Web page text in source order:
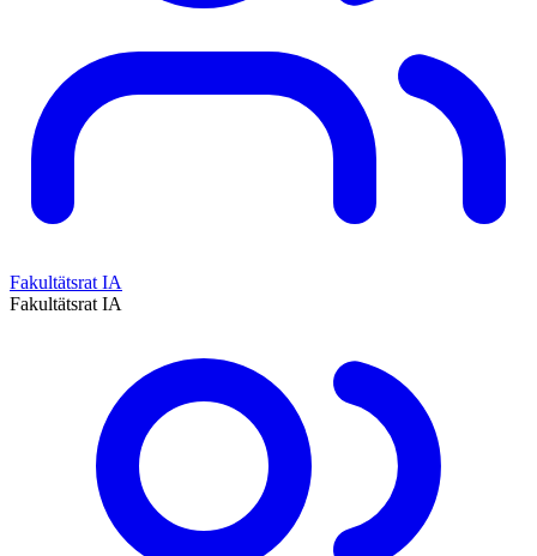
Fakultätsrat IA
Fakultätsrat IA